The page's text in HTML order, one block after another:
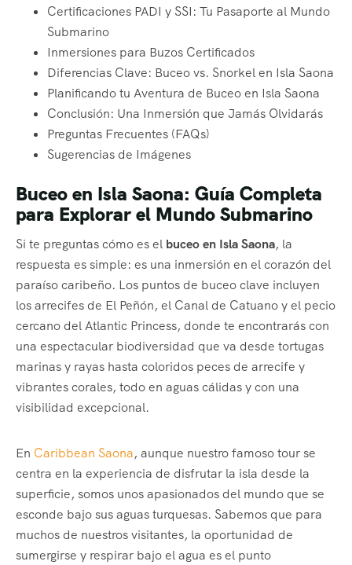
Certificaciones PADI y SSI: Tu Pasaporte al Mundo
Submarino
Inmersiones para Buzos Certificados
Diferencias Clave: Buceo vs. Snorkel en Isla Saona
Planificando tu Aventura de Buceo en Isla Saona
Conclusión: Una Inmersión que Jamás Olvidarás
Preguntas Frecuentes (FAQs)
Sugerencias de Imágenes
Buceo en Isla Saona: Guía Completa
para Explorar el Mundo Submarino
Si te preguntas cómo es el buceo en Isla Saona, la
respuesta es simple: es una inmersión en el corazón del
paraíso caribeño. Los puntos de buceo clave incluyen
los arrecifes de El Peñón, el Canal de Catuano y el pecio
cercano del Atlantic Princess, donde te encontrarás con
una espectacular biodiversidad que va desde tortugas
marinas y rayas hasta coloridos peces de arrecife y
vibrantes corales, todo en aguas cálidas y con una
visibilidad excepcional.
En Caribbean Saona, aunque nuestro famoso tour se
centra en la experiencia de disfrutar la isla desde la
superficie, somos unos apasionados del mundo que se
esconde bajo sus aguas turquesas. Sabemos que para
muchos de nuestros visitantes, la oportunidad de
sumergirse y respirar bajo el agua es el punto